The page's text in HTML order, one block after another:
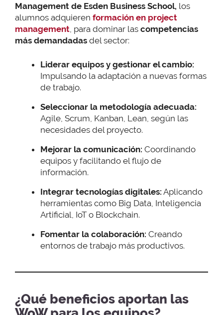
Management de Esden Business School, los
alumnos adquieren formación en project
management , para dominar las competencias
más demandadas del sector:
Liderar equipos y gestionar el cambio:
Impulsando la adaptación a nuevas formas
de trabajo.
Seleccionar la metodología adecuada:
Agile, Scrum, Kanban, Lean, según las
necesidades del proyecto.
Mejorar la comunicación: Coordinando
equipos y facilitando el flujo de
información.
Integrar tecnologías digitales: Aplicando
herramientas como Big Data, Inteligencia
Artificial, IoT o Blockchain.
Fomentar la colaboración: Creando
entornos de trabajo más productivos.
¿Qué beneficios aportan las